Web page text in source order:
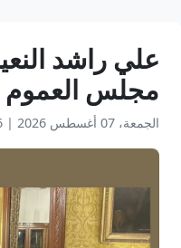
علي راشد
مجلس العموم
الجمعة، 07 أغسطس 2026 |
6